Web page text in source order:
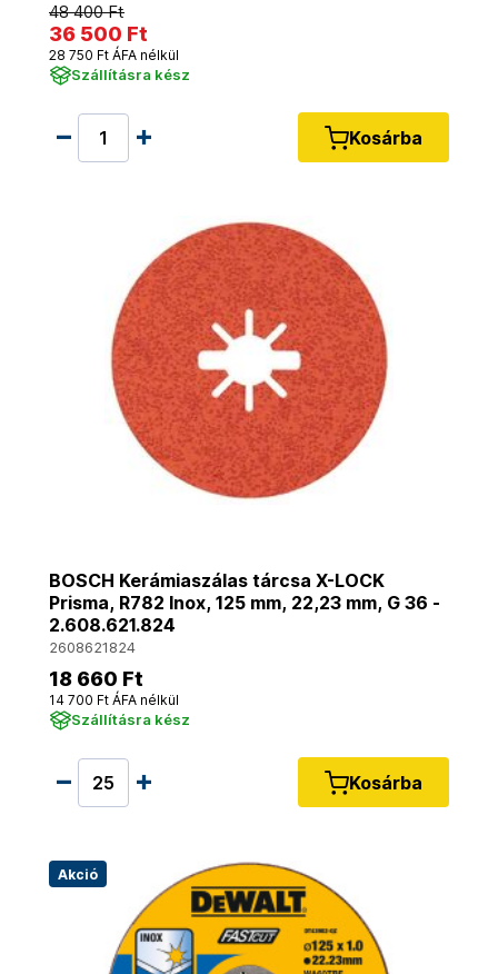
48 400 Ft
36 500 Ft
28 750 Ft ÁFA nélkül
Szállításra kész
Kosárba
BOSCH Kerámiaszálas tárcsa X-LOCK
Prisma, R782 Inox, 125 mm, 22,23 mm, G 36 -
2.608.621.824
2608621824
18 660 Ft
14 700 Ft ÁFA nélkül
Szállításra kész
Kosárba
Akció